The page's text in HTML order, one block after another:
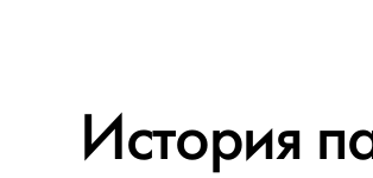
История